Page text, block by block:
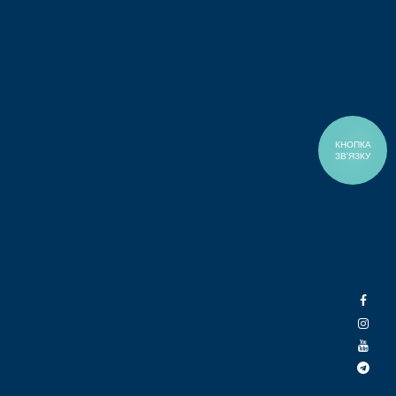
КНОПКА
ЗВ'ЯЗКУ